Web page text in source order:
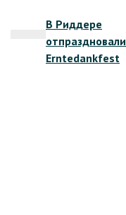
записям
В Риддере
отпраздновали
Erntedankfest